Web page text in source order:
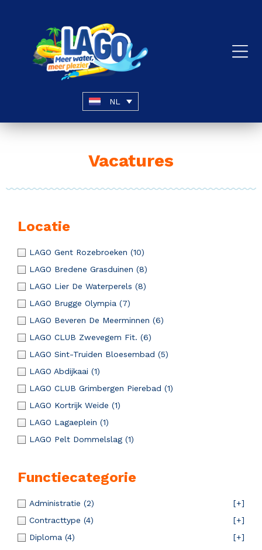
NL
Vacatures
Locatie
LAGO Gent Rozebroeken (10)
LAGO Bredene Grasduinen (8)
LAGO Lier De Waterperels (8)
LAGO Brugge Olympia (7)
LAGO Beveren De Meerminnen (6)
LAGO CLUB Zwevegem Fit. (6)
LAGO Sint-Truiden Bloesembad (5)
LAGO Abdijkaai (1)
LAGO CLUB Grimbergen Pierebad (1)
LAGO Kortrijk Weide (1)
LAGO Lagaeplein (1)
LAGO Pelt Dommelslag (1)
Functiecategorie
Administratie (2)
[+]
Contracttype (4)
[+]
Diploma (4)
[+]